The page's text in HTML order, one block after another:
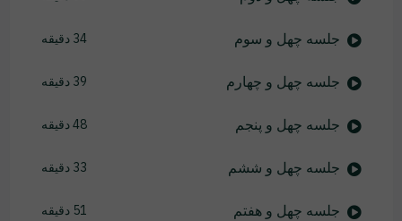
جلسه چهل و سوم 34 دقیقه
جلسه چهل و چهارم 39 دقیقه
جلسه چهل و پنجم 48 دقیقه
جلسه چهل و ششم 33 دقیقه
جلسه چهل و هفتم 51 دقیقه